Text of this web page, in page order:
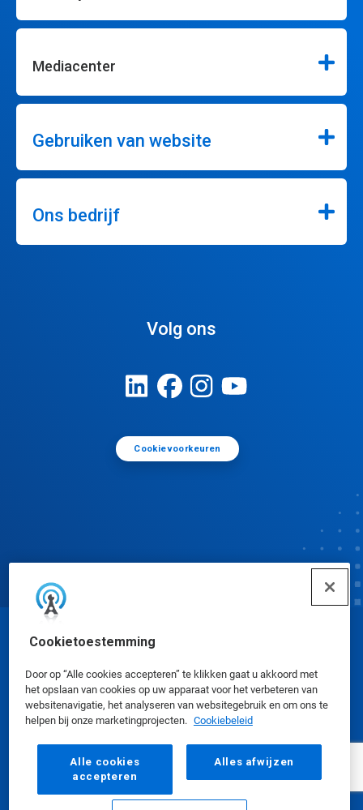
Cookietoestemming
Door op “Alle cookies accepteren” te klikken gaat u akkoord met
het opslaan van cookies op uw apparaat voor het verbeteren van
websitenavigatie, het analyseren van websitegebruik en om ons te
helpen bij onze marketingprojecten. Cookiebeleid
Alle cookies
accepteren
Alles afwijzen
Mediacenter
Gebruiken van website
Ons bedrijf
Volg ons
Cookievoorkeuren
© Ecolab Inc. 2025
Veiligheidsinformatiebladen|Privacybeleid|
Gebruiksvoorwaarden